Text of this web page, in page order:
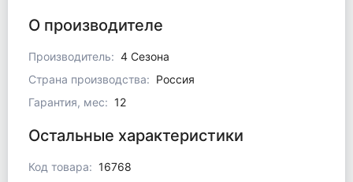
О производителе
Производитель: 4 Сезона
Страна производства: Россия
Гарантия, мес: 12
Остальные характеристики
Код товара: 16768